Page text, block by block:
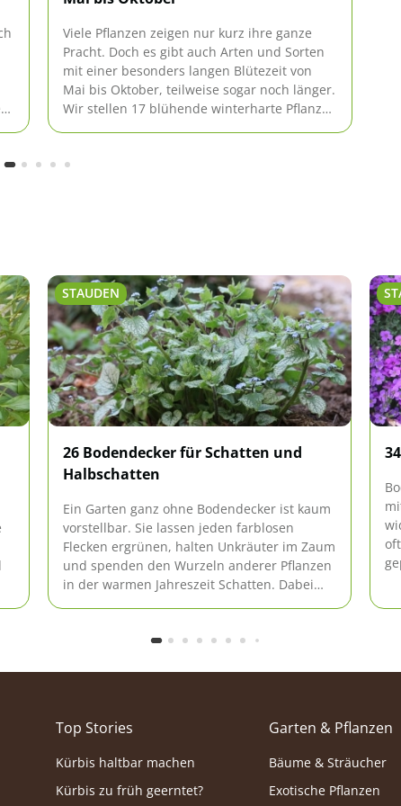
Viele Pflanzen zeigen nur kurz ihre ganze
Pracht. Doch es gibt auch Arten und Sorten
mit einer besonders langen Blütezeit von
Mai bis Oktober, teilweise sogar noch länger.
Wir stellen 17 blühende winterharte Pflanzen
STAUDEN
26 Bodendecker für Schatten und
Halbschatten
Ein Garten ganz ohne Bodendecker ist kaum
vorstellbar. Sie lassen jeden farblosen
Flecken ergrünen, halten Unkräuter im Zaum
und spenden den Wurzeln anderer Pflanzen
in der warmen Jahreszeit Schatten. Dabei
Top Stories
Kürbis haltbar machen
Kürbis zu früh geerntet?
Garten & Pflanzen
Bäume & Sträucher
Exotische Pflanzen